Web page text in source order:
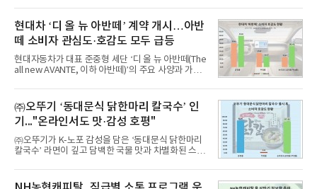
디교육, 대교, 디지
이 순으로 뒤를 이었다.7일 한국기업평판연구소(소장
구창환)는 산업통상자원부 공공기관 41개 브랜드를
대상으로 지난 7월 7일부터 8월 7일까지 수집된 소비
자 빅데이터 91,102,549건을 분석한 결과, 한국전력
공사가 브랜드평판지수 10,670,633을 기록하며 8월
1위에 올랐다고 밝혔다. 분석에 활용된 빅데이터는 지
난 7월(88,893,823건) 대비 2.48% 증가한 수치다.연
수력원자력, 한국석
현대차 ‘디 올 뉴 아반떼’ 계약 개시…아반
떼 소비자 관심도·호감도 모두 급등
현대자동차가 대표 준중형 세단 ‘디 올 뉴 아반떼(The
all new AVANTE, 이하 아반떼)’의 주요 사양과 가격
떼는 6년 만에 선보이는 8세대 완전변경 모델로, ▲정
교한 선과 면을 중심으로 완성한 파격적인 디자인 ▲
과거 중형 세단 수준으로 확대된 차체 제원 ▲글로벌
최고 수준의 안전성 ▲성능과 효율을 동시에 높인 주
행 완성도 ▲첨단 편의 및 디지털 사양 적용 등을 통해
글로벌 준중형 세단의 새로운 기준을 세웠다.아반떼
는 가솔린 2.0과 1.6 하이브리드 두 가지 파워트레인
넘
㈜오뚜기 ‘동대문식 닭한마리 칼국수’ 인
기..."온라인서도 맛·감성 호평"
㈜오뚜기가 K-노포 감성을 담은 ‘동대문식 닭한마리
칼국수’ 라면이 깊고 담백한 국물 맛과 차별화된 스토
혔다.‘동대문식 닭한마리 칼국수’는 예상을 뛰어넘는
소비자 호응에 힘입어 지난 7월 13일 첫 선을 보인 지